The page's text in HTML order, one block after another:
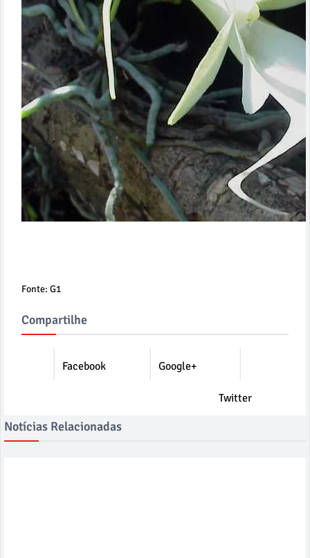
Fonte: G1
Compartilhe
Facebook Google+
Twitter
Notícias Relacionadas